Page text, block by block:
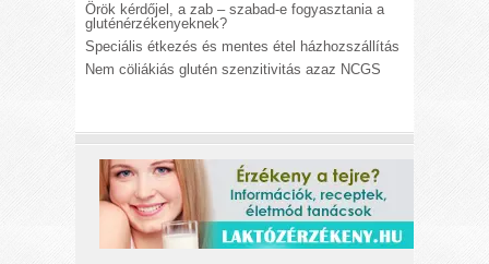
Örök kérdőjel, a zab – szabad-e fogyasztania a
gluténérzékenyeknek?
Speciális étkezés és mentes étel házhozszállítás
Nem cöliákiás glutén szenzitivitás azaz NCGS